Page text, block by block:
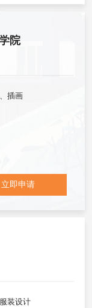
院
插画
立即申请
装设计